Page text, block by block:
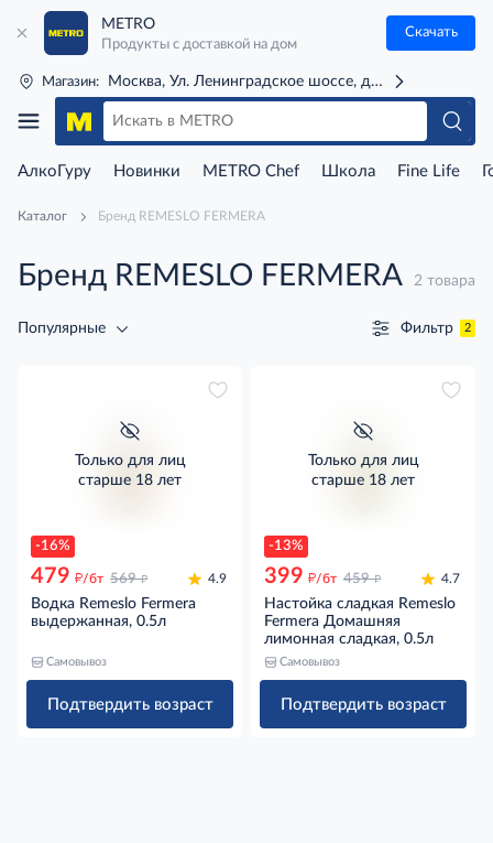
METRO
Продукты с доставкой на дом
Скачать
Магазин: Москва, Ул. Ленинградское шоссе, д. 71Г (м. Речной
АлкоГуру Новинки METRO Chef Школа Fine Life
Каталог Бренд REMESLO FERMERA
Бренд REMESLO FERMERA 2 товара
Популярные Фильтр 2
-16%
Только для лиц
старше 18 лет
479 д/бт 569 д 4.9
Водка Remeslo Fermera
выдержанная, 0.5л
Самовывоз
Подтвердить возраст
-13%
Только для лиц
старше 18 лет
399 д/бт 459 д 4.7
Настойка сладкая Remeslo
Fermera Домашняя
лимонная сладкая, 0.5л
Самовывоз
Подтвердить возраст